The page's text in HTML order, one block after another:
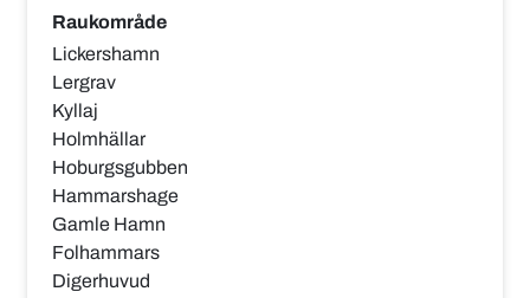
Raukområde
Lickershamn
Lergrav
Kyllaj
Holmhällar
Hoburgsgubben
Hammarshage
Gamle Hamn
Folhammars
Digerhuvud